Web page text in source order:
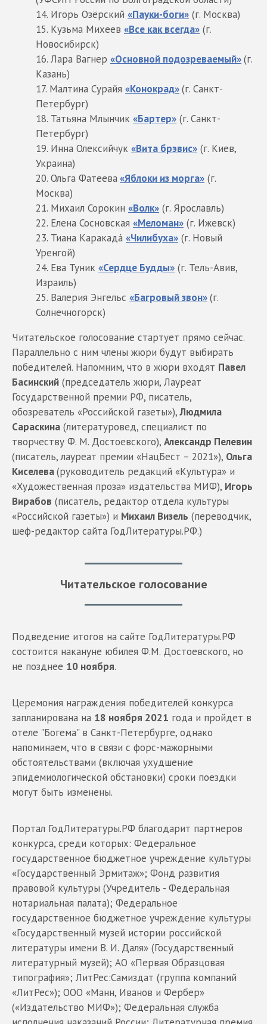
Игорь Озёрский «Пауки-боги» (г. Москва)
Кузьма Михеев «Все как всегда» (г.
Новосибирск)
Лара Вагнер «Основной подозреваемый»(г.
Казань)
Малтина Сурайя «Конокрад»(г. Санкт-
Петербург)
Татьяна Млынчик «Бартер» (г. Санкт-
Петербург)
Инна Олексийчук «Вита брэвис» (г. Киев,
Украина)
Ольга Фатеева«Яблоки из морга» (г.
Москва)
Михаил Сорокин «Волк» (г. Ярославль)
Елена Сосновская «Меломан» (г. Ижевск)
Тиана Каракада́ «Чилибуха» (г. Новый
Уренгой)
Ева Туник «Сердце Будды» (г. Тель-Авив,
Израиль)
Валерия Энгельс «Багровый звон»(г.
Солнечногорск)
Читательское голосование стартует прямо сейчас.
Параллельно с ним члены жюри будут выбирать
победителей. Напомним, что в жюри входят Павел
Басинский (председатель жюри, Лауреат
Государственной премии РФ, писатель,
обозреватель «Российской газеты»),Людмила
Сараскина (литературовед, специалист по
творчеству Ф. М. Достоевского), Александр Пелевин
(писатель, лауреат премии «НацБест – 2021»), Ольга
Киселева(руководитель редакций «Культура» и
«Художественная проза» издательства МИФ), Игорь
Вирабов (писатель, редактор отдела культуры
«Российской газеты») и Михаил Визель (переводчик,
шеф-редактор сайта ГодЛитературы.РФ.)
Читательское голосование
Подведение итогов на сайте ГодЛитературы.РФ
состоится накануне юбилея Ф.М. Достоевского, но
не позднее 10 ноября.
Церемония награждения победителей конкурса
запланирована на 18 ноября 2021 года и пройдет в
отеле "Богема" в Санкт-Петербурге, однако
напоминаем, что в связи с форс-мажорными
обстоятельствами (включая ухудшение
эпидемиологической обстановки) сроки поездки
могут быть изменены.
Портал ГодЛитературы.РФ благодарит партнеров
конкурса, среди которых: Федеральное
государственное бюджетное учреждение культуры
«Государственный Эрмитаж»; Фонд развития
правовой культуры (Учредитель - Федеральная
нотариальная палата); Федеральное
государственное бюджетное учреждение культуры
«Государственный музей истории российской
литературы имени В. И. Даля» (Государственный
литературный музей); АО «Первая Образцовая
типография»; ЛитРес:Самиздат (группа компаний
«ЛитРес»); ООО «Манн, Иванов и Фербер»
(«Издательство МИФ»); Федеральная служба